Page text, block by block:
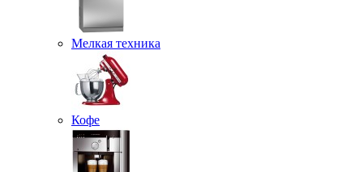
Мелкая техника
Кофе